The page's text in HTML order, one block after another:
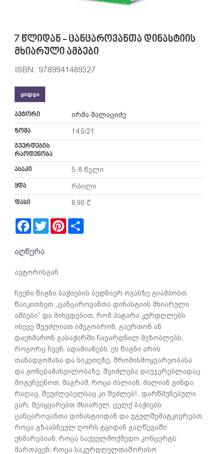
7 წლიდან - ცანცაროვანთა დინასტიის
მხიარული ამბები
ISBN: 9789941489327
ᲧᲘᲓᲕᲐ
ავტორი ირმა მალაციძე
ზომა
14.5/21
გვერდების
რაოდენობა
ასაკი
5-8 წელი
ყდა რბილი
ფასი 6,90 ₾
Facebook
TwitterPinterest
აღწერა
ავტორისგან
ჩვენი წიგნი ბაჭიების ბედნიერ ოჯახზე გიამბობთ.
წაიკითხეთ „ცანცაროვანთა დინასტიის მხიარული
ამბები” და მიხვდებით, რომ პატარა კურდღლებს
ისევე შეუძლიათ იმეგობრონ, გაერთონ ან
დაეხმარონ გასაჭირში ჩავარდნილ მეზობლებს,
როგორც ჩვენ, ადამიანებს. ეს წიგნი არის
თანადგომასა და სიკეთეზე, შრომისმოყვარეობასა
და გონებამახვილობაზე. შეიძლება დაუჯერებლადაც
მოგეჩვენოთ, მაგრამ, როცა ძალიან, ძალიან გინდა
რაღაც, შეუძლებელსაც კი შეძლებ!.. დარწმუნებული
ვარ, შეიყვარებთ მხიარულ, ცელქ ბაჭიებს
ცანცაროვანთა დინასტიიდან და უგულშემატკივრებთ,
როცა გზააბნეულ ღორს ტყიდან გაღწევაში
ეხმარებიან; როცა საქველმოქმედო კონცერტს
მართავენ; როცა საკურდღელთაშორისო